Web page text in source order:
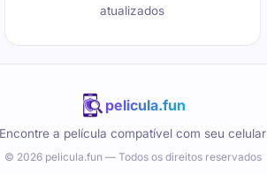
atualizados
pelicula.fun
Encontre a película compatível com seu celular
© 2026 pelicula.fun — Todos os direitos reservados